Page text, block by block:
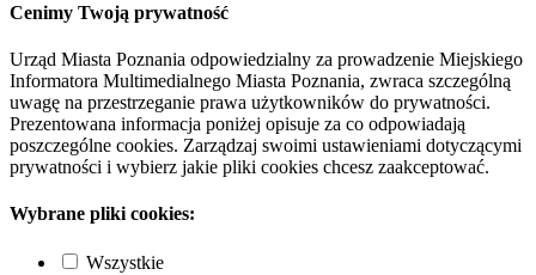
Cenimy Twoją prywatność
Urząd Miasta Poznania odpowiedzialny za prowadzenie Miejskiego
Informatora Multimedialnego Miasta Poznania, zwraca szczególną
uwagę na przestrzeganie prawa użytkowników do prywatności.
Prezentowana informacja poniżej opisuje za co odpowiadają
poszczególne cookies. Zarządzaj swoimi ustawieniami dotyczącymi
prywatności i wybierz jakie pliki cookies chcesz zaakceptować.
Wybrane pliki cookies:
Wszystkie